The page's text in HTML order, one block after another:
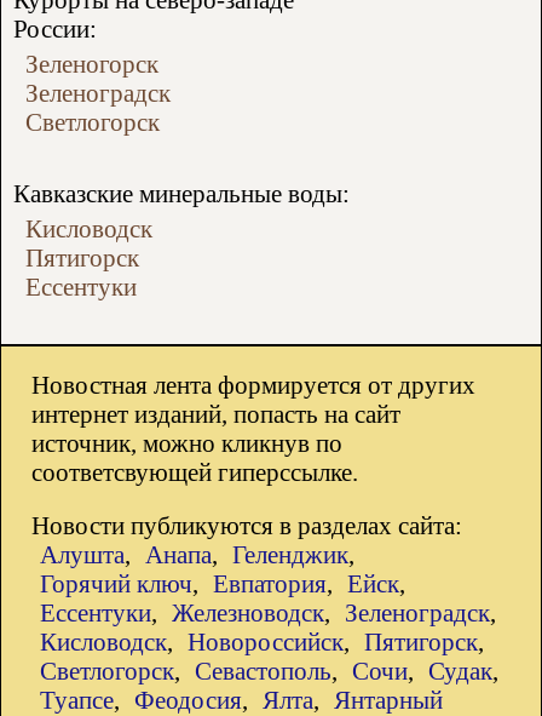
России:
Зеленогорск
Зеленоградск
Светлогорск
Кавказские минеральные воды:
Кисловодск
Пятигорск
Ессентуки
Новостная лента формируется от других
интернет изданий, попасть на сайт
источник, можно кликнув по
соответсвующей гиперссылке.
Новости публикуются в разделах сайта:
Алушта, Анапа, Геленджик,
Горячий ключ, Евпатория, Ейск,
Ессентуки, Железноводск, Зеленоградск,
Кисловодск, Новороссийск, Пятигорск,
Светлогорск, Севастополь, Сочи, Судак,
Туапсе, Феодосия, Ялта,
Янтарный